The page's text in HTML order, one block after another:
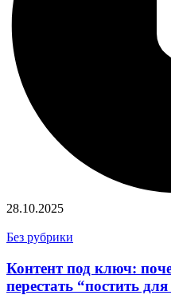
28.10.2025
Без рубрики
Контент под ключ:
перестать “постить